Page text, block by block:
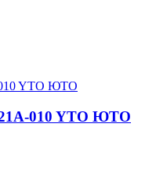
010 YTO ЮТО